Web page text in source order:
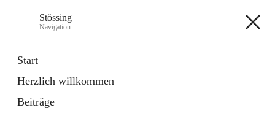
Stössing
Navigation
Start
Herzlich willkommen
Beiträge
Datei
in